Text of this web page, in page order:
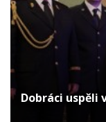
Dobráci uspěli